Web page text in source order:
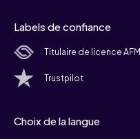
Labels de confiance
Titulaire de licence AFM
Trustpilot
Choix de la langue